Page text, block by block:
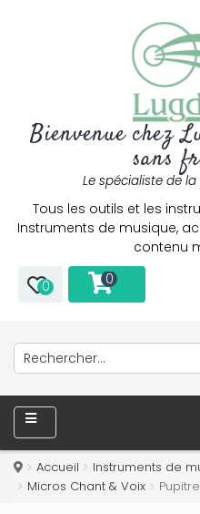
Bienvenue chez
sans
Le spécialiste de
Tous les outils et les
Instruments de musique,
contenu
0 0
Accueil Instruments de
Micros Chant & Voix